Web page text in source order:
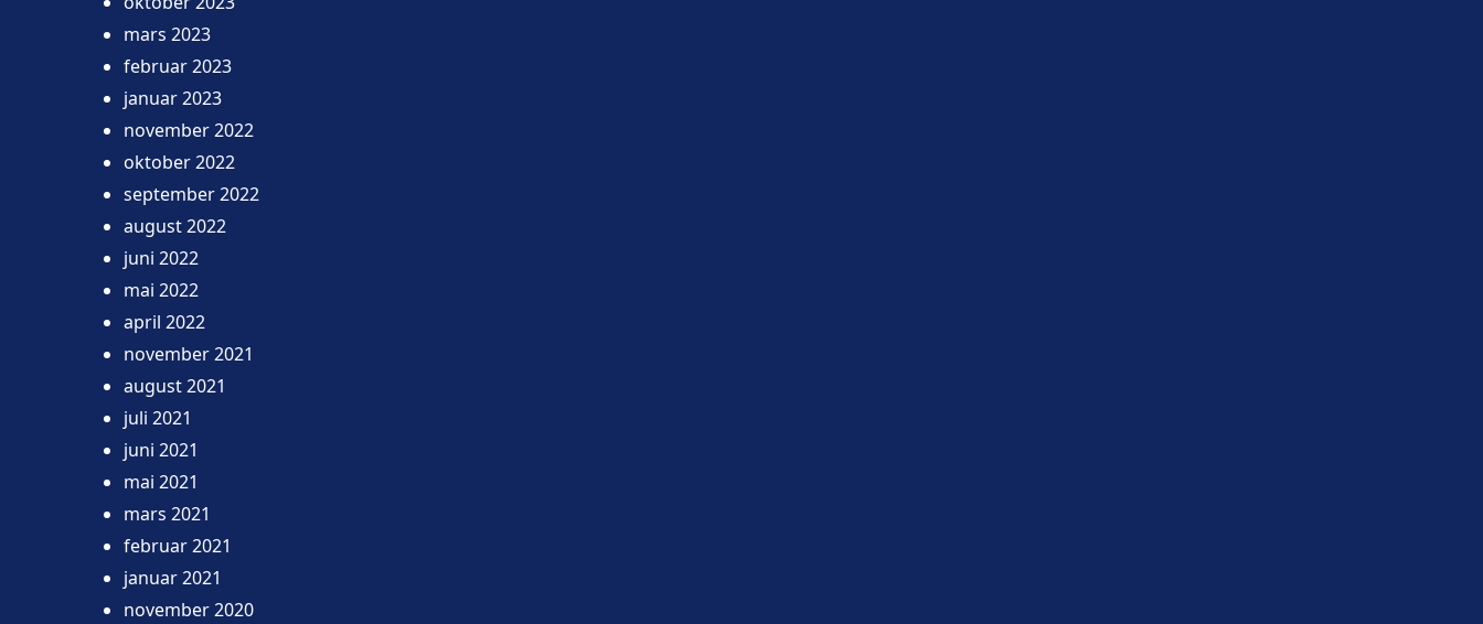
mars 2023
februar 2023
januar 2023
november 2022
oktober 2022
september 2022
august 2022
juni 2022
mai 2022
april 2022
november 2021
august 2021
juli 2021
juni 2021
mai 2021
mars 2021
februar 2021
januar 2021
november 2020